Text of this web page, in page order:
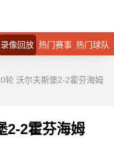
录像回放 热门赛事 热门球队
轮 沃尔夫斯堡2-2霍芬海姆
2-2霍芬海姆